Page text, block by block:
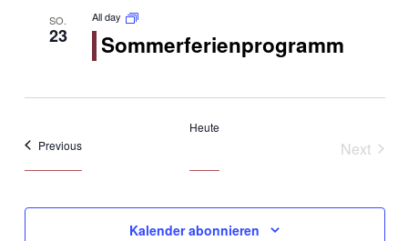
SO.
23
All day
Sommerferienprogramm
PreviousVeranstaltungen
Heute
Next
Kalender abonnieren